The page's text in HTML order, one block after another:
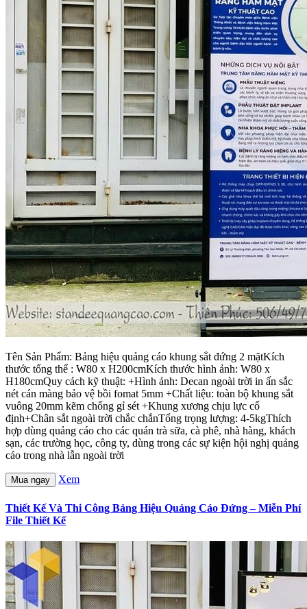
Tên Sản Phẩm: Bảng hiệu quảng cáo khung sắt đứng 2 mặtKích
thước tổng thể : W80 x H200cmKích thước hình ảnh: W80 x
H180cmQuy cách kỹ thuật: +Hình ảnh: Decan ngoài trời in ấn sắc
nét cán màng bảo vệ bồi fomat 5mm +Chất liệu: toàn bộ khung sắt
vuông 20mm kẽm chống gỉ sét +Khung xương chịu lực cố
định+Chân sắt ngoài trời chắc chắnTổng trọng lượng: 4-5kgThích
hợp dùng quảng cáo cho các quán trà sữa, cà phê, nhà hàng, khách
sạn, các trường học, công ty, dùng trong các sự kiện hội nghị quảng
cáo trong nhà lẫn ngoài trời
Mua ngay Xem
Thiết Kế Và Thi Công Bảng Hiệu Quảng Cáo Đứng – Miễn Phí
File Thiết Kế